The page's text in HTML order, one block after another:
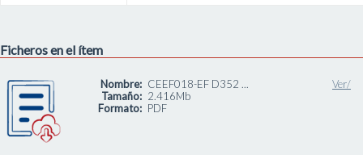
Ficheros en el ítem
Nombre: CEEF018-EF D352 ...
Tamaño: 2.416Mb
Formato: PDF
Ver/